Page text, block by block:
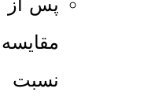
پس از
نسبت